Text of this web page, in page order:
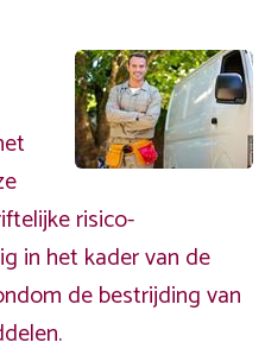
risico-
in het kader van de
de bestrijding van